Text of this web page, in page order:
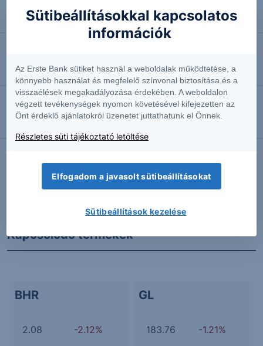
Négyhavi mélyponton a forint
EURUSD: munkapiaci jelentésre várva
2026.08.07. 10:37
További Erste elemzések
Kapcsolódó termékek
BHR
2.08 -2.12%
GL
183.76 -1.21%
Sütibeállításokkal kapcsolatos
információk
Az Erste Bank sütiket használ a weboldalak működtetése, a
könnyebb használat és megfelelő színvonal biztosítása és a
visszaélések megakadályozása érdekében. A weboldalon
végzett tevékenységek nyomon követésével kifejezetten az
Önt érdeklő ajánlatokról üzenetet juttathatunk el Önnek.
Részletes süti tájékoztató letöltése
Elfogadom a javasolt sütibeállításokat
Sütibeállítások kezelése